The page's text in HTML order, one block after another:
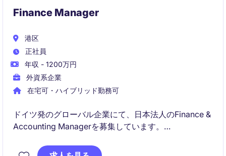
Finance Manager
港区
正社員
年収 - 1200万円
外資系企業
在宅可・ハイブリッド勤務可
ドイツ発のグローバル企業にて、日本法人のFinance &
Accounting Managerを募集しています。
既存の経理チームをリードしながら、ドイツ本社と連